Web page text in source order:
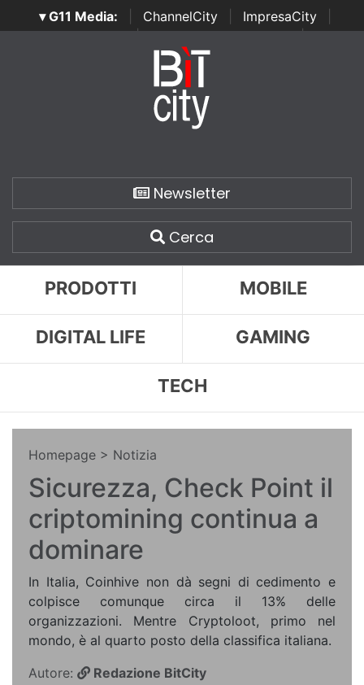
▾ G11 Media: ChannelCity ImpresaCity
SecurityOpenLab | Italian Channel Awards | Italian
Italian Security Awards
Newsletter
Cerca
PRODOTTI MOBILE
DIGITAL LIFE GAMING
TECH
Homepage > Notizia
Sicurezza, Check Point il
criptomining continua a
dominare
In Italia, Coinhive non dà segni di cedimento e
colpisce comunque circa il 13% delle
organizzazioni. Mentre Cryptoloot, primo nel
mondo, è al quarto posto della classifica italiana.
Autore:
Redazione BitCity